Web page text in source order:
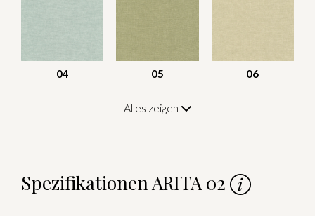
04 05 06
Alles zeigen
Spezifikationen ARITA 02